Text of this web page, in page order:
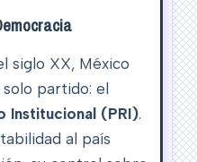
siglo XX, México
partido: el
Institucional (PRI).
al país